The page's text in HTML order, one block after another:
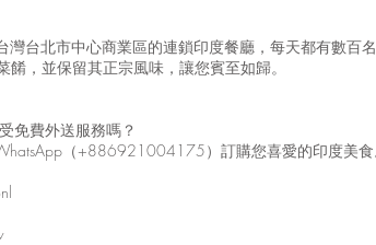
台北市中心商業區的連鎖印度餐廳，每天都有數百
，並保留其正宗風味，讓您賓至如歸。
免費外送服務嗎？
（+886921004175）訂購您喜愛的印度美